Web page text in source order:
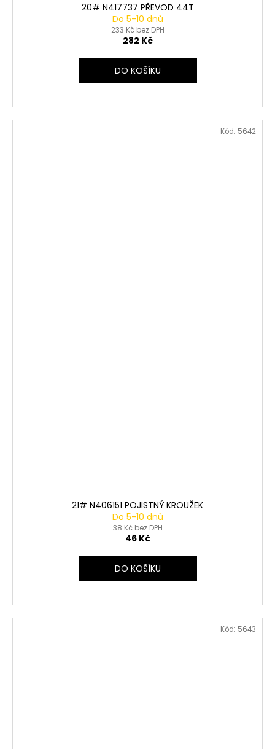
20# N417737 PŘEVOD 44T
Do 5-10 dnů
233 Kč bez DPH
282 Kč
DO KOŠÍKU
21# N406151 POJISTNÝ KROUŽEK
Do 5-10 dnů
38 Kč bez DPH
46 Kč
DO KOŠÍKU
Kód: 5642
Kód: 5643